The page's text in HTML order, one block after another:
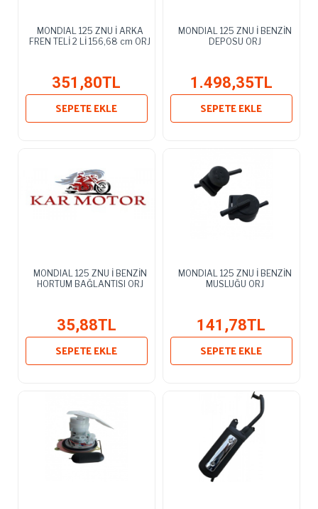
MONDIAL 125 ZNU İ ARKA
FREN TELİ 2 Lİ 156,68 cm ORJ
351,80TL
SEPETE EKLE
MONDIAL 125 ZNU İ BENZİN
DEPOSU ORJ
1.498,35TL
SEPETE EKLE
MONDIAL 125 ZNU İ BENZİN
HORTUM BAĞLANTISI ORJ
35,88TL
SEPETE EKLE
MONDIAL 125 ZNU İ BENZİN
MUSLUĞU ORJ
141,78TL
SEPETE EKLE